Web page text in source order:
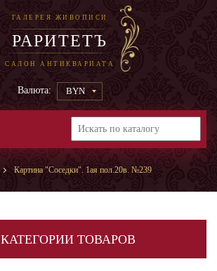
ГАЛЕРЕЯ ЖИВОПИСИ
РАРИТЕТЪ
САЛОН АНТИКВАРИАТА
Валюта: BYN
Картина "Соседки". 1ая пол.20в. №239
КАТЕГОРИИ ТОВАРОВ